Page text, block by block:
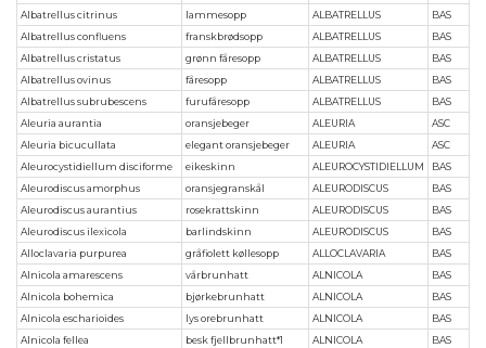
Albatrellus citrinus
lammesopp ALBATRELLUS
BAS
Albatrellus confluens
franskbrødsopp ALBATRELLUS
BAS
Albatrellus cristatus
grønn fåresopp ALBATRELLUS
BAS
Albatrellus ovinus
fåresopp ALBATRELLUS
BAS
Albatrellus subrubescens
furufåresopp ALBATRELLUS
BAS
Aleuria aurantia
oransjebeger ALEURIA
ASC
Aleuria bicucullata
elegant oransjebeger ALEURIA
ASC
Aleurocystidiellum disciforme
eikeskinn ALEUROCYSTIDIELLUM
BAS
Aleurodiscus amorphus
oransjegranskål ALEURODISCUS
BAS
Aleurodiscus aurantius
rosekrattskinn ALEURODISCUS
BAS
Aleurodiscus ilexicola
barlindskinn ALEURODISCUS
BAS
Alloclavaria purpurea
gråfiolett køllesopp ALLOCLAVARIA
BAS
Alnicola amarescens
vårbrunhatt ALNICOLA
BAS
Alnicola bohemica
bjørkebrunhatt ALNICOLA
BAS
Alnicola escharioides
lys orebrunhatt ALNICOLA
BAS
Alnicola fellea
besk fjellbrunhatt*1 ALNICOLA
BAS